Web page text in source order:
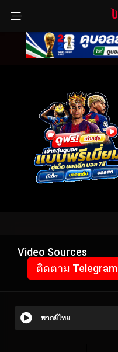
Video Sources
ติดตาม Telegram
พากย์ไทย